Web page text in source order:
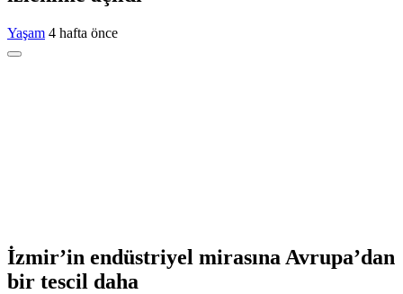
Yaşam 4 hafta önce
İzmir’in endüstriyel mirasına Avrupa’dan
bir tescil daha